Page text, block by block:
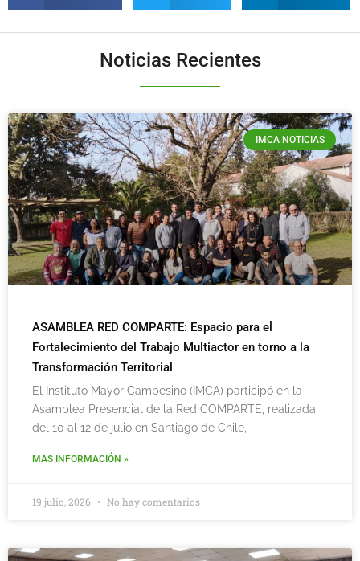
Noticias Recientes
IMCA NOTICIAS
ASAMBLEA RED COMPARTE: Espacio para el
Fortalecimiento del Trabajo Multiactor en torno a la
Transformación Territorial
El Instituto Mayor Campesino (IMCA) participó en la
Asamblea Presencial de la Red COMPARTE, realizada
del 10 al 12 de julio en Santiago de Chile,
MAS INFORMACIÓN »
19 julio, 2026 No hay comentarios